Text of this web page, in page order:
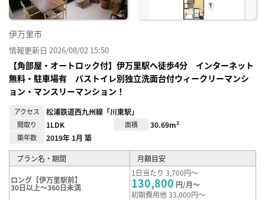
伊万里市
情報更新日 2026/08/02 15:50
【角部屋・オートロック付】伊万里駅へ徒歩4分 インターネット
無料・駐車場有 バストイレ別独立洗面台付ウィークリーマンシ
ョン・マンスリーマンション！
アクセス 松浦鉄道西九州線「川東駅」
間取り 1LDK 面積 30.69m²
築年数 2019年 1月 築
プラン名・期間 月額目安
ロング【伊万里駅前】
30日以上～360日未満
1日当たり 3,700円～
130,800 円/月～
初期費用他 33,000円～